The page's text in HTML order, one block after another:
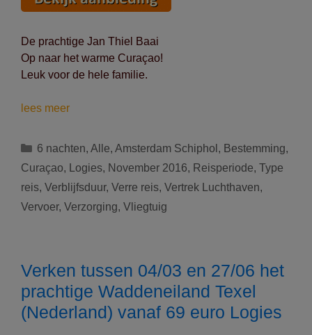
De prachtige Jan Thiel Baai
Op naar het warme Curaçao!
Leuk voor de hele familie.
lees meerVertrek
naar
Jan
Thiel
Baai
voor
649
euro
Categorieën
6 nachten, Alle, Amsterdam Schiphol , Bestemming,
Curaçao, Logies, November 2016, Reisperiode, Type
reis, Verblijfsduur, Verre reis, Vertrek Luchthaven,
Vervoer, Verzorging, Vliegtuig
Verken tussen 04/03 en 27/06 het
prachtige Waddeneiland Texel
(Nederland) vanaf 69 euro Logies